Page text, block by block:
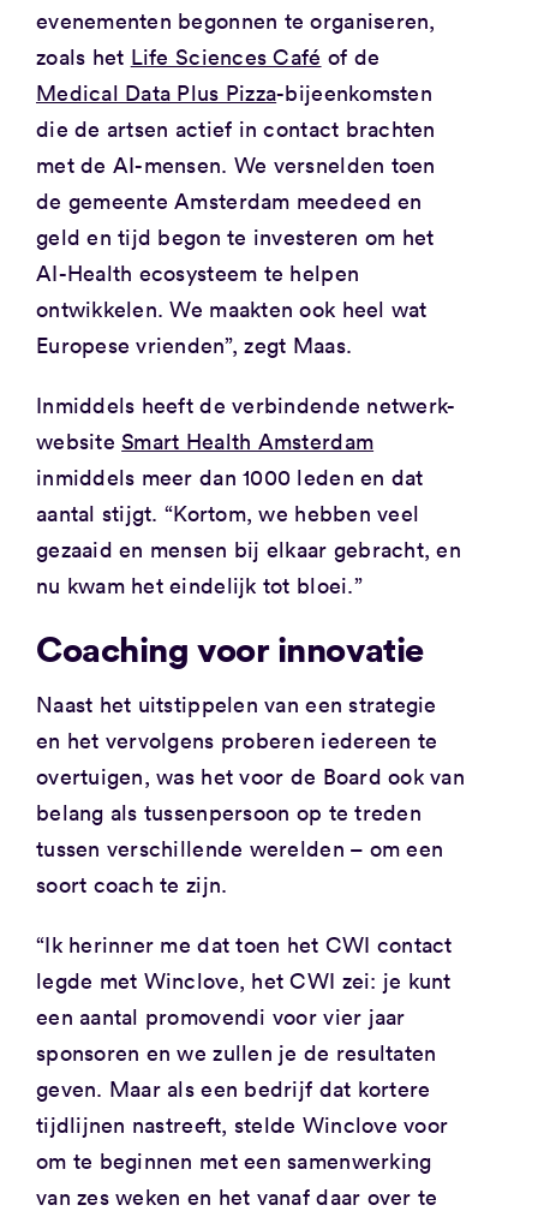
evenementen begonnen te organiseren,
zoals het Life Sciences Café of de
Medical Data Plus Pizza-bijeenkomsten
die de artsen actief in contact brachten
met de AI-mensen. We versnelden toen
de gemeente Amsterdam meedeed en
geld en tijd begon te investeren om het
AI-Health ecosysteem te helpen
ontwikkelen. We maakten ook heel wat
Europese vrienden”, zegt Maas.
Inmiddels heeft de verbindende netwerk-
websiteSmart Health Amsterdam
inmiddels meer dan 1000 leden en dat
aantal stijgt. “Kortom, we hebben veel
gezaaid en mensen bij elkaar gebracht, en
nu kwam het eindelijk tot bloei.”
Coaching voor innovatie
Naast het uitstippelen van een strategie
en het vervolgens proberen iedereen te
overtuigen, was het voor de Board ook van
belang als tussenpersoon op te treden
tussen verschillende werelden – om een ​​
soort coach te zijn.
“Ik herinner me dat toen het CWI contact
legde met Winclove, het CWI zei: je kunt
een aantal promovendi voor vier jaar
sponsoren en we zullen je de resultaten
geven. Maar als een bedrijf dat kortere
tijdlijnen nastreeft, stelde Winclove voor
om te beginnen met een samenwerking
van zes weken en het vanaf daar over te